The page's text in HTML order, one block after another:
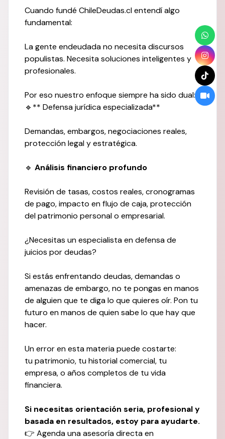
Cuando fundé ChileDeudas.cl entendí algo
fundamental:
La gente endeudada no necesita discursos
populistas. Necesita soluciones inteligentes y
profesionales.
Por eso nuestro enfoque siempre ha sido dual:
🔹** Defensa jurídica especializada**
Demandas, embargos, negociaciones reales,
protección legal y estratégica.
🔹 Análisis financiero profundo
Revisión de tasas, costos reales, cronogramas
de pago, impacto en flujo de caja, protección
del patrimonio personal o empresarial.
¿Necesitas un especialista en defensa de
juicios por deudas?
Si estás enfrentando deudas, demandas o
amenazas de embargo, no te pongas en manos
de alguien que te diga lo que quieres oír. Pon tu
futuro en manos de quien sabe lo que hay que
hacer.
Un error en esta materia puede costarte:
tu patrimonio, tu historial comercial, tu
empresa, o años completos de tu vida
financiera.
Si necesitas orientación seria, profesional y
basada en resultados, estoy para ayudarte.
👉 Agenda una asesoría directa en